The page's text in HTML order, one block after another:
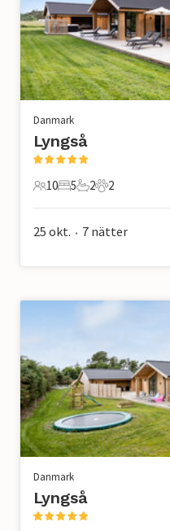
Danmark
Lyngså
10 Gäster
10
5 Sovrum
5
2 Badrum
2
2 Husdjur
2
25 okt. • 7 nätter
Danmark
Lyngså